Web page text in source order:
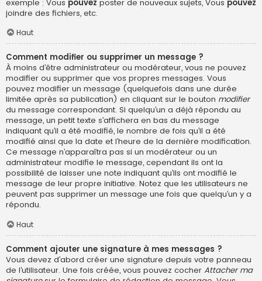
exemple : Vous pouvez poster de nouveaux sujets, Vous pouvez
joindre des fichiers, etc.
Haut
Comment modifier ou supprimer un message ?
À moins d’être administrateur ou modérateur, vous ne pouvez
modifier ou supprimer que vos propres messages. Vous
pouvez modifier un message (quelquefois dans une durée
limitée après sa publication) en cliquant sur le bouton modifier
du message correspondant. Si quelqu’un a déjà répondu au
message, un petit texte s’affichera en bas du message
indiquant qu’il a été modifié, le nombre de fois qu’il a été
modifié ainsi que la date et l’heure de la dernière modification.
Ce message n’apparaîtra pas si un modérateur ou un
administrateur modifie le message, cependant ils ont la
possibilité de laisser une note indiquant qu’ils ont modifié le
message de leur propre initiative. Notez que les utilisateurs ne
peuvent pas supprimer un message une fois que quelqu’un y a
répondu.
Haut
Comment ajouter une signature à mes messages ?
Vous devez d’abord créer une signature depuis votre panneau
de l’utilisateur. Une fois créée, vous pouvez cocher Attacher ma